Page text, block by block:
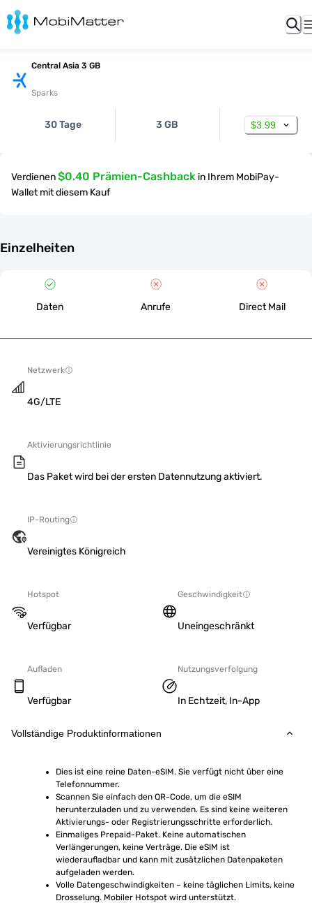
Central Asia 3 GB
Sparks
30 Tage 3 GB $3.99
Verdienen$0.40 Prämien-Cashback in Ihrem MobiPay-
Wallet mit diesem Kauf
Einzelheiten
Daten Anrufe Direct Mail
Netzwerk
4G/LTE
Aktivierungsrichtlinie
Das Paket wird bei der ersten Datennutzung aktiviert.
IP-Routing
Vereinigtes Königreich
Hotspot
Verfügbar
Geschwindigkeit
Uneingeschränkt
Aufladen
Verfügbar
Nutzungsverfolgung
In Echtzeit, In-App
Vollständige Produktinformationen
Dies ist eine reine Daten-eSIM. Sie verfügt nicht über eine
Telefonnummer.
Scannen Sie einfach den QR-Code, um die eSIM
herunterzuladen und zu verwenden. Es sind keine weiteren
Aktivierungs- oder Registrierungsschritte erforderlich.
Einmaliges Prepaid-Paket. Keine automatischen
Verlängerungen, keine Verträge. Die eSIM ist
wiederaufladbar und kann mit zusätzlichen Datenpaketen
aufgeladen werden.
Volle Datengeschwindigkeiten – keine täglichen Limits, keine
Drosselung. Mobiler Hotspot wird unterstützt.